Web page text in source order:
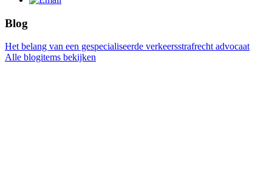
Blog
Het belang van een gespecialiseerde verkeersstrafrecht advocaat
Alle blogitems bekijken